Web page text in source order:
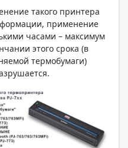
такого принтера
применение
часами – максимум
этого срока (в
термобумаги)